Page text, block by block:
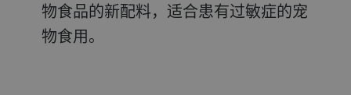
物食品的新配料，适合患有过敏症的宠
物食用。
决仔猪消化问题。
康，实现稳定生产。
行为，降低死亡率，还能改善鸡蛋外
观、质量和口味。
可以减少脂肪沉积，从而改变鱼类质
量。